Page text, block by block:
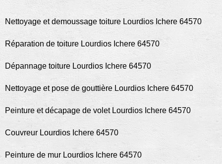
Nettoyage et demoussage toiture Lourdios Ichere 64570
Réparation de toiture Lourdios Ichere 64570
Dépannage toiture Lourdios Ichere 64570
Nettoyage et pose de gouttière Lourdios Ichere 64570
Peinture et décapage de volet Lourdios Ichere 64570
Couvreur Lourdios Ichere 64570
Peinture de mur Lourdios Ichere 64570